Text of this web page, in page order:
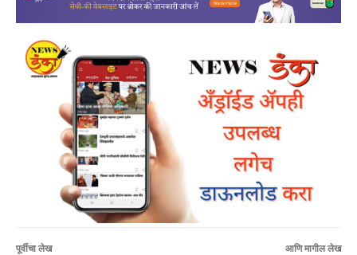
पूर्वीचा लेख आणि मागील लेख